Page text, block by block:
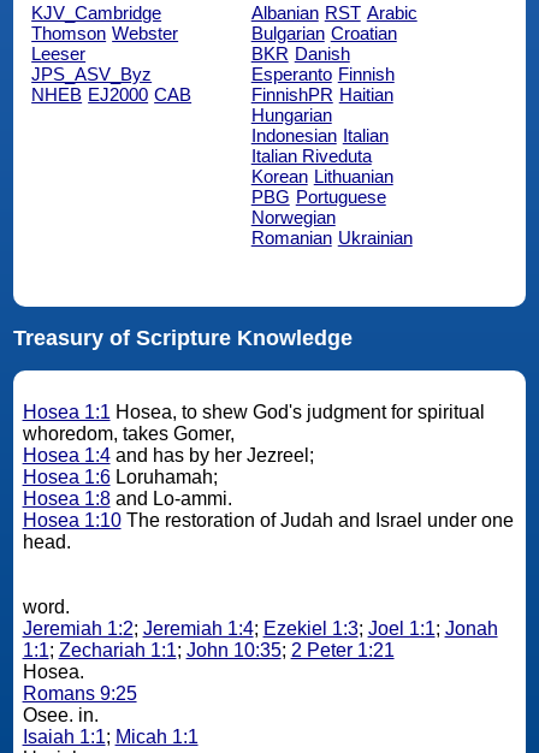
KJV_Cambridge
Thomson Webster
Leeser
JPS_ASV_Byz
NHEB EJ2000 CAB
Albanian RST Arabic
Bulgarian Croatian
BKR Danish
Esperanto Finnish
FinnishPR Haitian
Hungarian
Indonesian Italian
Italian Riveduta
Korean Lithuanian
PBG Portuguese
Norwegian
Romanian Ukrainian
Treasury of Scripture Knowledge
Hosea 1:1 Hosea, to shew God's judgment for spiritual
whoredom, takes Gomer,
Hosea 1:4and has by her Jezreel;
Hosea 1:6Loruhamah;
Hosea 1:8and Lo-ammi.
Hosea 1:10The restoration of Judah and Israel under one
head.
word.
Jeremiah 1:2; Jeremiah 1:4; Ezekiel 1:3; Joel 1:1; Jonah
1:1; Zechariah 1:1; John 10:35; 2 Peter 1:21
Hosea.
Romans 9:25
Osee. in.
Isaiah 1:1; Micah 1:1